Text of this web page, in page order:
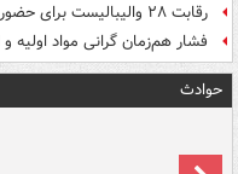
رقابت ۲۸ والیبالیست برای حضور در فهرست نهایی تیم ملی
فشار هم‌زمان گرانی مواد اولیه
حوادث